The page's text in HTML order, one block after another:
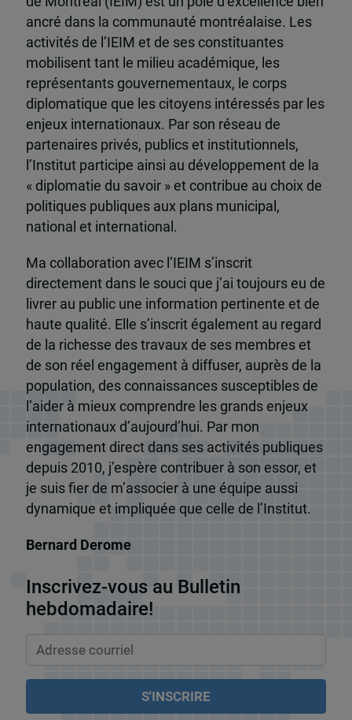
ancré dans la communauté montréalaise. Les
activités de l’IEIM et de ses constituantes
mobilisent tant le milieu académique, les
représentants gouvernementaux, le corps
diplomatique que les citoyens intéressés par les
enjeux internationaux. Par son réseau de
partenaires privés, publics et institutionnels,
l’Institut participe ainsi au développement de la
« diplomatie du savoir » et contribue au choix de
politiques publiques aux plans municipal,
national et international.
Ma collaboration avec l’IEIM s’inscrit
directement dans le souci que j’ai toujours eu de
livrer au public une information pertinente et de
haute qualité. Elle s’inscrit également au regard
de la richesse des travaux de ses membres et
de son réel engagement à diffuser, auprès de la
population, des connaissances susceptibles de
l’aider à mieux comprendre les grands enjeux
internationaux d’aujourd’hui. Par mon
engagement direct dans ses activités publiques
depuis 2010, j’espère contribuer à son essor, et
je suis fier de m’associer à une équipe aussi
dynamique et impliquée que celle de l’Institut.
Bernard Derome
Inscrivez-vous au Bulletin
hebdomadaire!